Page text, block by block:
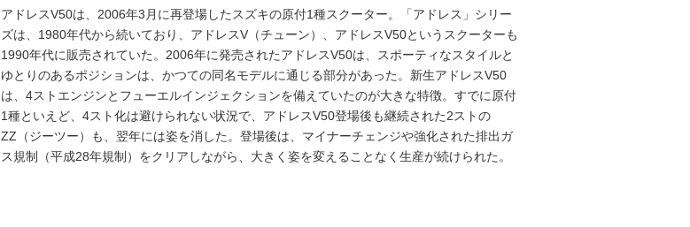
アドレスV50は、2006年3月に再登場したスズキの原付1種スクーター。「アドレス」シリー
ズは、1980年代から続いており、アドレスV（チューン）、アドレスV50というスクーターも
1990年代に販売されていた。2006年に発売されたアドレスV50は、スポーティなスタイルと
ゆとりのあるポジションは、かつての同名モデルに通じる部分があった。新生アドレスV50
は、4ストエンジンとフューエルインジェクションを備えていたのが大きな特徴。すでに原付
1種といえど、4スト化は避けられない状況で、アドレスV50登場後も継続された2ストの
ZZ（ジーツー）も、翌年には姿を消した。登場後は、マイナーチェンジや強化された排出ガ
ス規制（平成28年規制）をクリアしながら、大きく姿を変えることなく生産が続けられた。